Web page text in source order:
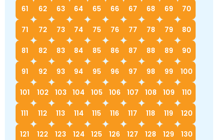
61 62 63 64 65 66 67 68 69 70
71 72 73 74 75 76 77 78 79 80
81 82 83 84 85 86 87 88 89 90
91 92 93 94 95 96 97 98 99 100
101 102 103 104 105 106 107 108 109 110
111 112 113 114 115 116 117 118 119 120
121 122 123 124 125 126 127 128 129 130